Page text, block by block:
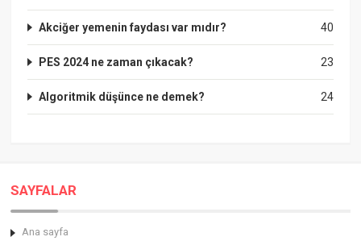
40
Akciğer yemenin faydası var mıdır?
23
PES 2024 ne zaman çıkacak?
24
Algoritmik düşünce ne demek?
SAYFALAR
Ana sayfa